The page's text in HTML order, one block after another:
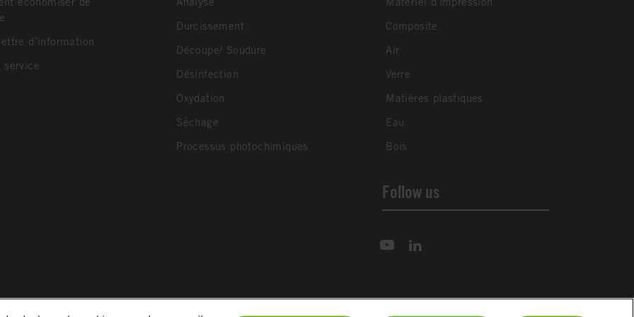
d’information
service
Durcissement
Découpe/ Soudure
Désinfection
Oxydation
Séchage
Processus photochimiques
Composite
Air
Verre
Matières plastiques
Eau
Bois
Follow us